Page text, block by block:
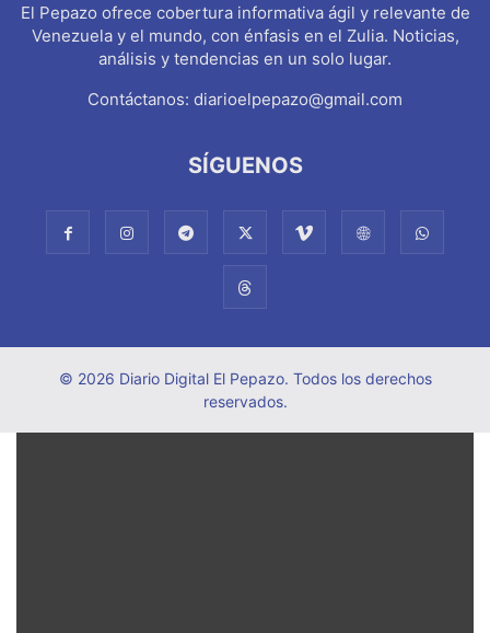
El Pepazo ofrece cobertura informativa ágil y relevante de
Venezuela y el mundo, con énfasis en el Zulia. Noticias,
análisis y tendencias en un solo lugar.
Contáctanos: diarioelpepazo@gmail.com
SÍGUENOS
© 2026 Diario Digital El Pepazo. Todos los derechos
reservados.